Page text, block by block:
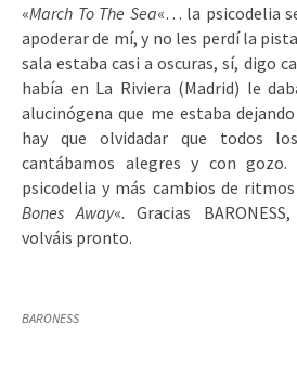
«March To The Sea«… la psicodelia
apoderar de mí, y no les perdí la
sala estaba casi a oscuras, sí, digo
había en La Riviera (Madrid) le
alucinógena que me estaba
hay que olvidadar que todos
cantábamos alegres y con
psicodelia y más cambios de
Bones Away«. Gracias
volváis pronto.
BARONESS